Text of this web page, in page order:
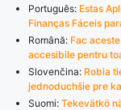
Português: Estas
Finanças Fáceis
Română: Fac
accesibile pentru
Slovenčina: Robia
jednoduchšie pre
Suomi: Tekevätkö